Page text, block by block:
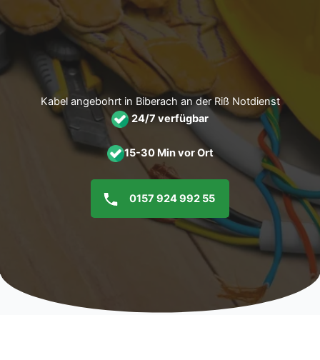
Inhalt
Kabel angebohrt in Biberach an der Riß Notdienst
24/7 verfügbar
15-30 Min vor Ort
0157 924 992 55